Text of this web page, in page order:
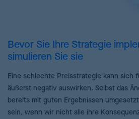
Bevor Sie Ihre Strategie
simulieren Sie sie
Eine schlechte Preisstrategie kann sich
äußerst negativ auswirken. Selbst das
bereits mit guten Ergebnissen
sein, wenn wir nicht alle ihre